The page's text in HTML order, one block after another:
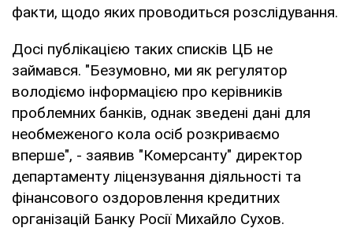
факти, щодо яких проводиться розслідування.
Досі публікацією таких списків ЦБ не
займався. "Безумовно, ми як регулятор
володіємо інформацією про керівників
проблемних банків, однак зведені дані для
необмеженого кола осіб розкриваємо
вперше", - заявив "Комерсанту" директор
департаменту ліцензування діяльності та
фінансового оздоровлення кредитних
організацій Банку Росії Михайло Сухов.